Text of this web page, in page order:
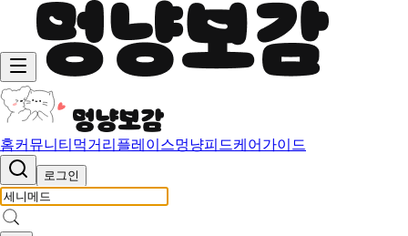
홈커뮤니티 먹거리 플레이스멍냥피드케어가이드
로그인